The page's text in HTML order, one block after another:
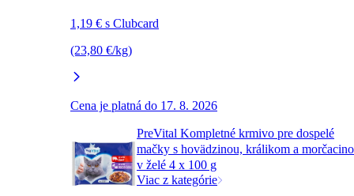
1,19 € s Clubcard
(23,80 €/kg)
Cena je platná do 17. 8. 2026
PreVital Kompletné krmivo pre dospelé
mačky s hovädzinou, králikom a
v želé 4 x 100 g
Viac z kategórie